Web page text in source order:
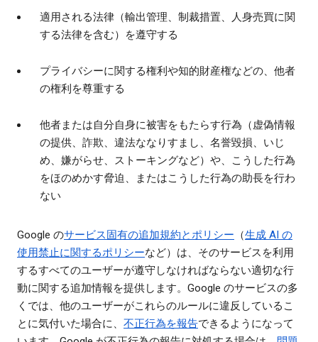
適用される法律（輸出管理、制裁措置、人身売買に関
する法律を含む）を遵守する
プライバシーに関する権利や知的財産権などの、他者
の権利を尊重する
他者または自分自身に被害をもたらす行為（虚偽情報
の提供、詐欺、違法ななりすまし、名誉毀損、いじ
め、嫌がらせ、ストーキングなど）や、こうした行為
をほのめかす脅迫、またはこうした行為の助長を行わ
ない
Google のサービス固有の追加規約とポリシー （生成 AI の
使用禁止に関するポリシーなど）は、そのサービスを利用
するすべてのユーザーが遵守しなければならない適切な行
動に関する追加情報を提供します。Google のサービスの多
くでは、他のユーザーがこれらのルールに違反しているこ
とに気付いた場合に、 不正行為を報告できるようになって